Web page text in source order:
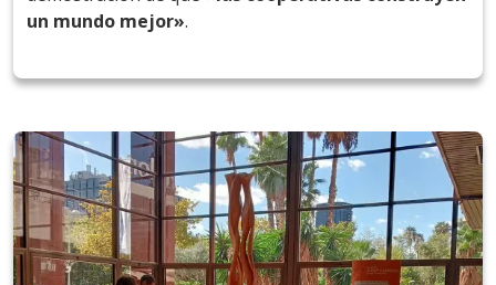
un mundo mejor».